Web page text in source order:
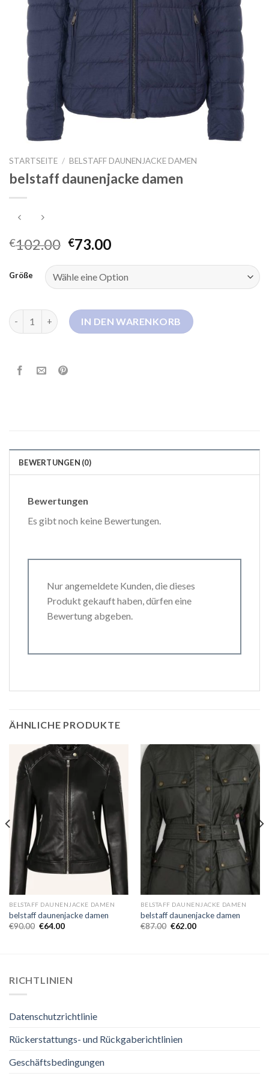
STARTSEITE / BELSTAFF DAUNENJACKE DAMEN
belstaff daunenjacke damen
€102.00 €73.00
Größe
belstaff daunenjacke damen Menge
IN DEN WARENKORB
BEWERTUNGEN (0)
Bewertungen
Es gibt noch keine Bewertungen.
Nur angemeldete Kunden, die dieses
Produkt gekauft haben, dürfen eine
Bewertung abgeben.
ÄHNLICHE PRODUKTE
BELSTAFF DAUNENJACKE DAMEN
belstaff daunenjacke damen
€90.00 €64.00
BELSTAFF DAUNENJACKE DAMEN
belstaff daunenjacke damen
€87.00 €62.00
RICHTLINIEN
Datenschutzrichtlinie
Rückerstattungs- und Rückgaberichtlinien
Geschäftsbedingungen